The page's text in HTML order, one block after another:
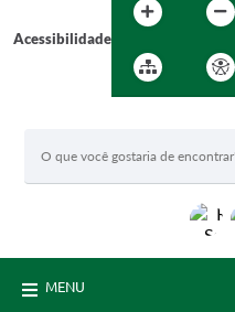
Acessibilidade
MENU